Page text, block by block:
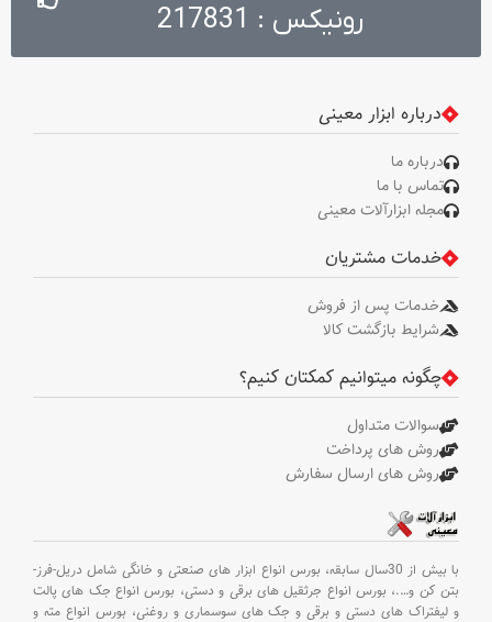
رونیکس : 217831
درباره ابزار معینی
درباره ما
تماس با ما
مجله ابزارآلات معینی
خدمات مشتریان
خدمات پس از فروش
شرایط بازگشت کالا
چگونه میتوانیم کمکتان کنیم؟
سوالات متداول
روش های پرداخت
روش های ارسال سفارش
با بیش از 30سال سابقه،
بورس انواع ابزار های صنعتی و خانگی شامل دریل-فرز-
بتن کن و….، بورس انواع جرثقیل های برقی و دستی، بورس انواع جک های پالت
و لیفتراک های دستی و برقی و جک های سوسماری و روغنی، بورس انواع مته و